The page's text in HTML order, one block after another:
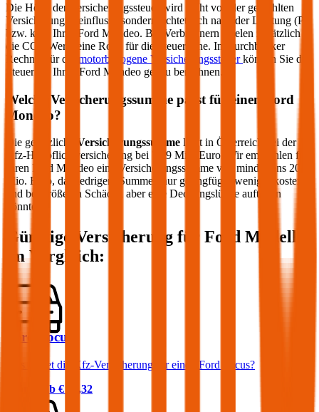
Die Höhe der Versicherungssteuer wird nicht von der gewählten
Versicherung beeinflusst, sondern richtet sich nach der Leistung (PS
bzw. kW) Ihres
Ford Mondeo. Bei Verbrennern spielen zusätzlich
die CO2-Werte eine Rolle für die Steuerhöhe. Im durchblicker
Rechner für die
motorbezogene Versicherungssteuerkönnen Sie die
Steuer für Ihren Ford Mondeo genau berechnen.
Welche Versicherungssumme passt für einen
Ford
Mondeo?
Die gesetzliche Versicherungssumme liegt in Österreich bei der
Kfz-Haftpflichtversicherung bei 7,79 Mio. Euro. Wir empfehlen für
Ihren Ford Mondeo eine Versicherungssumme von mindestens 20
Mio. Euro, da niedrigere Summen nur geringfügig weniger kosten
und bei größeren Schäden aber eine Deckungslücke auftreten
könnte.
Günstige Versicherung für Ford Modelle
im Vergleich:
Ford Focus
Was kostet die Kfz-Versicherung für einen Ford Focus?
Prämie ab € 32,32